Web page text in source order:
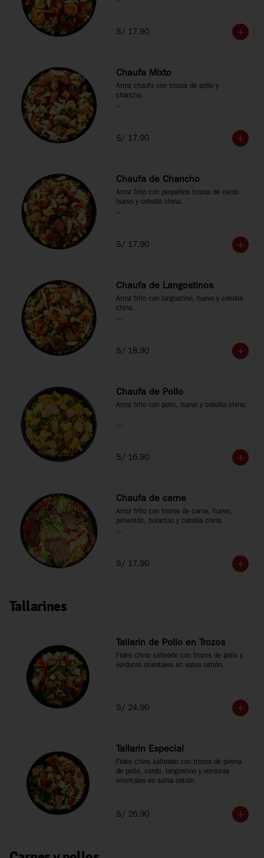
S/ 17.90
Chaufa Mixto
Arroz chaufa con trozos de pollo y
chancho.
S/ 17.90
Chaufa de Chancho
Arroz frito con pequeños trozos de cerdo
huevo y cebolla china.
S/ 17.90
Chaufa de Langostinos
Arroz frito con langostino, huevo y cebolla
china.
S/ 18.90
Chaufa de Pollo
Arroz frito con pollo, huevo y cebolla china.
S/ 16.90
Chaufa de carne
Arroz frito con trozos de carne, huevo,
pimentón, holantao y cebolla china.
S/ 17.90
Tallarines
Tallarin de Pollo en Trozos
Fideo chino salteado con trozos de pollo y
verduras orientales en salsa ostión.
S/ 24.90
Tallarin Especial
Fideo chino salteado con trozos de pierna
de pollo, cerdo, langostino y verduras
orientales en salsa ostión.
S/ 26.90